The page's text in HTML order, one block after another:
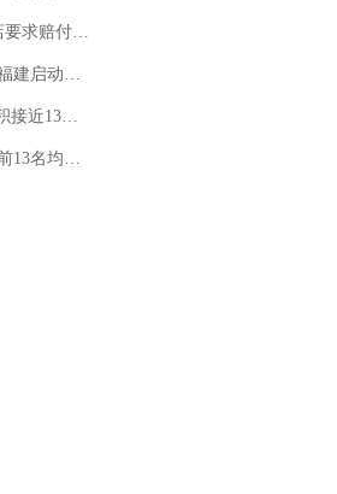
友一查价格，吵翻了
级应急响应
江那么大
调查组全面核查